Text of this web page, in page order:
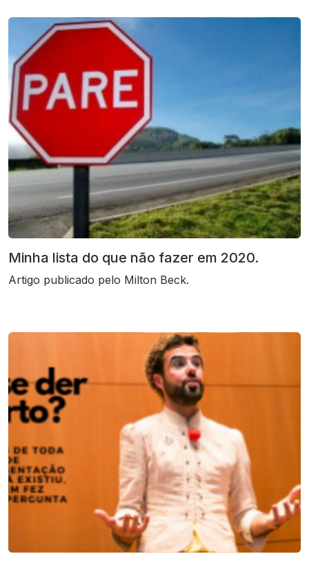
Minha lista do que não fazer em 2020.
Artigo publicado pelo Milton Beck.